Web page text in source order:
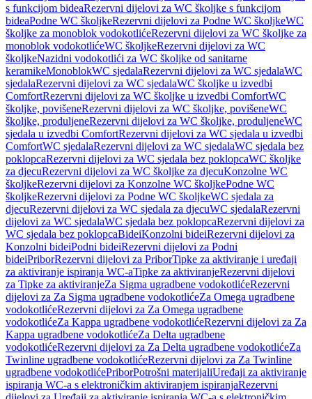
s funkcijom bideaRezervni dijelovi za WC školjke s funkcijom
bideaPodne WC školjkeRezervni dijelovi za Podne WC školjkeWC
školjke za monoblok vodokotlićeRezervni dijelovi za WC školjke za
monoblok vodokotlićeWC školjkeRezervni dijelovi za WC
školjkeNazidni vodokotlići za WC školjke od sanitarne
keramikeMonoblokWC sjedalaRezervni dijelovi za WC sjedalaWC
sjedalaRezervni dijelovi za WC sjedalaWC školjke u izvedbi
ComfortRezervni dijelovi za WC školjke u izvedbi ComfortWC
školjke, povišeneRezervni dijelovi za WC školjke, povišeneWC
školjke, produljeneRezervni dijelovi za WC školjke, produljeneWC
sjedala u izvedbi ComfortRezervni dijelovi za WC sjedala u izvedbi
ComfortWC sjedalaRezervni dijelovi za WC sjedalaWC sjedala bez
poklopcaRezervni dijelovi za WC sjedala bez poklopcaWC školjke
za djecuRezervni dijelovi za WC školjke za djecuKonzolne WC
školjkeRezervni dijelovi za Konzolne WC školjkePodne WC
školjkeRezervni dijelovi za Podne WC školjkeWC sjedala za
djecuRezervni dijelovi za WC sjedala za djecuWC sjedalaRezervni
dijelovi za WC sjedalaWC sjedala bez poklopcaRezervni dijelovi za
WC sjedala bez poklopcaBideiKonzolni bideiRezervni dijelovi za
Konzolni bideiPodni bideiRezervni dijelovi za Podni
bideiPriborRezervni dijelovi za PriborTipke za aktiviranje i uređaji
za aktiviranje ispiranja WC-aTipke za aktiviranjeRezervni dijelovi
za Tipke za aktiviranjeZa Sigma ugradbene vodokotlićeRezervni
dijelovi za Za Sigma ugradbene vodokotlićeZa Omega ugradbene
vodokotlićeRezervni dijelovi za Za Omega ugradbene
vodokotlićeZa Kappa ugradbene vodokotlićeRezervni dijelovi za Za
Kappa ugradbene vodokotlićeZa Delta ugradbene
vodokotlićeRezervni dijelovi za Za Delta ugradbene vodokotlićeZa
Twinline ugradbene vodokotlićeRezervni dijelovi za Za Twinline
ugradbene vodokotlićePriborPotrošni materijaliUređaji za aktiviranje
ispiranja WC-a s elektroničkim aktiviranjem ispiranjaRezervni